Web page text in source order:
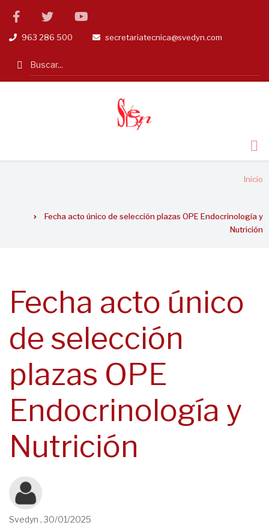
Pasar
contenido
facebooktwitter
tel963 286 500 email
secretariatecnica@svedyn.com
Search
ayuda
Inicio
Fecha acto único de selección plazas OPE Endocrinología y
Nutrición
Fecha acto único
de selección
plazas OPE
Endocrinología y
Nutrición
Svedyn ,30/01/2025